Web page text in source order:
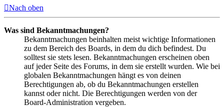
Nach oben
Was sind Bekanntmachungen?
Bekanntmachungen beinhalten meist wichtige Informationen
zu dem Bereich des Boards, in dem du dich befindest. Du
solltest sie stets lesen. Bekanntmachungen erscheinen oben
auf jeder Seite des Forums, in dem sie erstellt wurden. Wie bei
globalen Bekanntmachungen hängt es von deinen
Berechtigungen ab, ob du Bekanntmachungen erstellen
kannst oder nicht. Die Berechtigungen werden von der
Board-Administration vergeben.